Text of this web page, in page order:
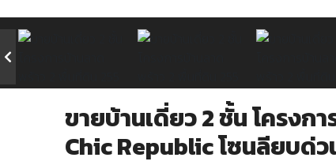
ขายบ้านเดี่ยว 2 ชั้น โครงก
Chic Republic โซนลียบด่